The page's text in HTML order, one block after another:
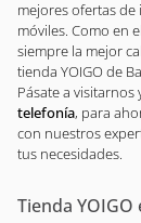
mejores ofertas de
móviles. Como en el
siempre la mejor
tienda YOIGO de
Pásate a visitarnos
telefonía, para
con nuestros
tus necesidades.
Tienda